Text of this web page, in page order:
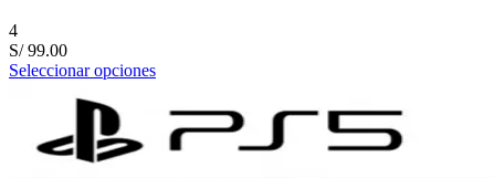
4
S/99.00
Seleccionar opciones